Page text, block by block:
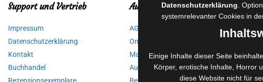
Support und Vertrieb
Impressum
Datenschutzerklärung
Kontakt
Buchhandel
Rezensionsexemplare
Autorinnen und Autoren
AGB für Medienprojekte
Online-Artikel
Manuskripte einreichen
Ausschreibungen
Belegexemplare
Datenschutzerklärung .
systemrelevanter Cookies in
Einige Inhalte dieser Seite
Körper, erotische Inhalte, Horror
diese Website nicht für